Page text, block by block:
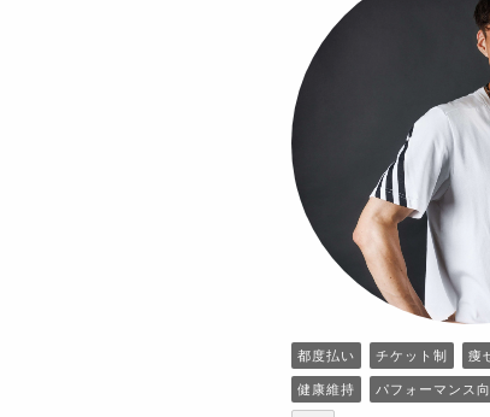
都度払い チケット制 痩
健康維持 パフォーマンス